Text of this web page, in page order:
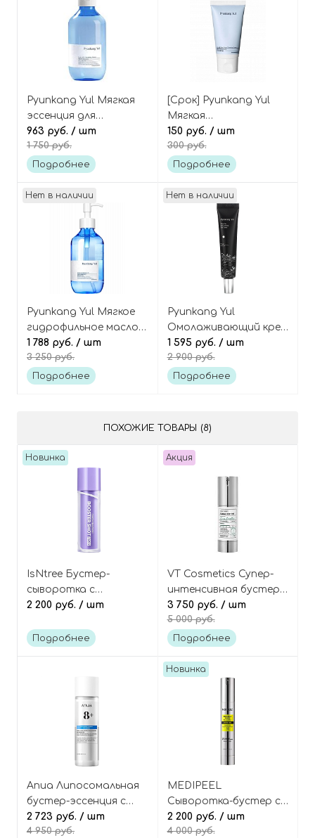
Pyunkang Yul Мягкая
эссенция для
демакияжа 3в1
(мицеллярная вода)
Low pH Cleansing
963 руб. / шт
1 750 руб.
Подробнее
[Срок] Pyunkang Yul
Мягкая
слабокислотная
пенка для умывания
(мини) Low pH Pore
150 руб. / шт
300 руб.
Подробнее
Нет в наличии
Pyunkang Yul Мягкое
гидрофильное масло
для демакияжа Deep
Cleansing Oil
1 788 руб. / шт
3 250 руб.
Подробнее
Нет в наличии
Pyunkang Yul
Омолаживающий крем
для век с чаем комбуча
Black Tea Time Reverse
Eye Cream
1 595 руб. / шт
2 900 руб.
Подробнее
ПОХОЖИЕ ТОВАРЫ (8)
Новинка
IsNtree Бустер-
сыворотка с
микроиглами
луком, Onion Newpair
2 200 руб. / шт
Подробнее
Акция
VT Cosmetics Супер-
интенсивная бустер-
сыворотка с
микроиглами
(спикулами) и
Reedle Shot 700
3 750 руб. / шт
5 000 руб.
Подробнее
Anua Липосомальная
бустер-эссенция с
гиалуроновой
кислотой, 8+
2 723 руб. / шт
4 950 руб.
Новинка
MEDIPEEL
Сыворотка-бустер с
микроиглами и
ретинолом, Retinal
2 200 руб. / шт
4 000 руб.